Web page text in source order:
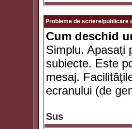
Probleme de scriere/publicare
Cum deschid
Simplu. Apasaţi
subiecte. Este
mesaj.
ecranului (de
Sus